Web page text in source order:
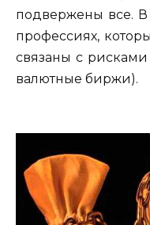
подвержены все. В
профессиях,
связаны с
валютные биржи).